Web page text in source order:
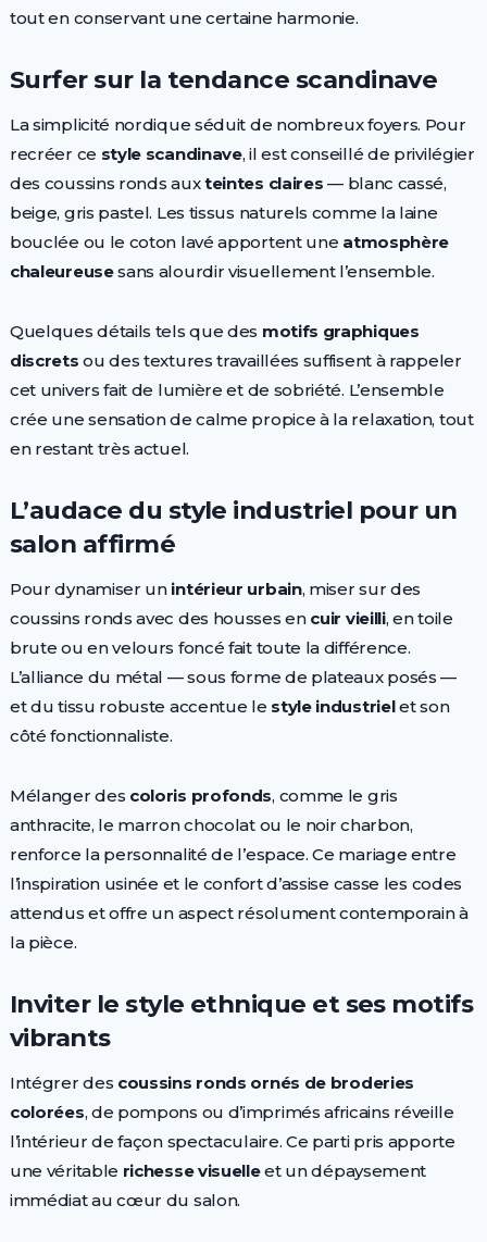
tout en conservant une certaine harmonie.
Surfer sur la tendance scandinave
La simplicité nordique séduit de nombreux foyers. Pour
recréer ce style scandinave, il est conseillé de privilégier
des coussins ronds auxteintes claires — blanc cassé,
beige, gris pastel. Les tissus naturels comme la laine
bouclée ou le coton lavé apportent une atmosphère
chaleureusesans alourdir visuellement l’ensemble.
Quelques détails tels que des motifs graphiques
discrets ou des textures travaillées suffisent à rappeler
cet univers fait de lumière et de sobriété. L’ensemble
crée une sensation de calme propice à la relaxation, tout
en restant très actuel.
L’audace du style industriel pour un
salon affirmé
Pour dynamiser un intérieur urbain, miser sur des
coussins ronds avec des housses en cuir vieilli, en toile
brute ou en velours foncé fait toute la différence.
L’alliance du métal — sous forme de plateaux posés —
et du tissu robuste accentue le style industrielet son
côté fonctionnaliste.
Mélanger des coloris profonds, comme le gris
anthracite, le marron chocolat ou le noir charbon,
renforce la personnalité de l’espace. Ce mariage entre
l’inspiration usinée et le confort d’assise casse les codes
attendus et offre un aspect résolument contemporain à
la pièce.
Inviter le style ethnique et ses motifs
vibrants
Intégrer des coussins ronds ornés de broderies
colorées, de pompons ou d’imprimés africains réveille
l’intérieur de façon spectaculaire. Ce parti pris apporte
une véritable richesse visuelleet un dépaysement
immédiat au cœur du salon.